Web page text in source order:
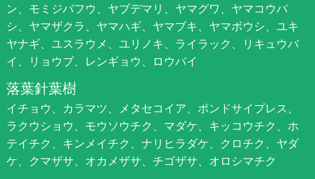
ン、モミジバフウ、ヤブデマリ、ヤマグワ、ヤマコウバ
シ、ヤマザクラ、ヤマハギ、ヤマブキ、ヤマボウシ、ユキ
ヤナギ、ユスラウメ、ユリノキ、ライラック、リキュウバ
イ、リョウブ、レンギョウ、ロウバイ
落葉針葉樹
イチョウ、カラマツ、メタセコイア、ポンドサイプレス、
ラクウショウ、モウソウチク、マダケ、キッコウチク、ホ
テイチク、キンメイチク、ナリヒラダケ、クロチク、ヤダ
ケ、クマザサ、オカメザサ、チゴザサ、オロシマチク